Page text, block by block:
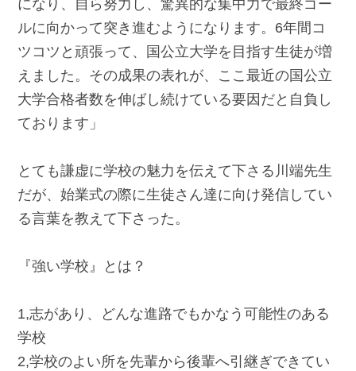
になり、自ら努力し、驚異的な集中力で最終ゴー
ルに向かって突き進むようになります。6年間コ
ツコツと頑張って、国公立大学を目指す生徒が増
えました。その成果の表れが、ここ最近の国公立
大学合格者数を伸ばし続けている要因だと自負し
ております」
とても謙虚に学校の魅力を伝えて下さる川端先生
だが、始業式の際に生徒さん達に向け発信してい
る言葉を教えて下さった。
『強い学校』とは？
1,志があり、どんな進路でもかなう可能性のある
学校
2,学校のよい所を先輩から後輩へ引継ぎできてい